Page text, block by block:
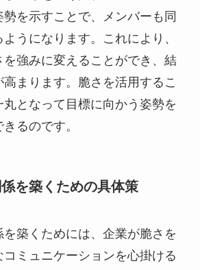
勢を示すことで、メンバーも同
うになります。これにより、
を強みに変えることができ、結
まります。脆さを活用するこ
丸となって目標に向かう姿勢を
るのです。
を築くための具体策
築くためには、企業が脆さを
ミュニケーションを心掛ける